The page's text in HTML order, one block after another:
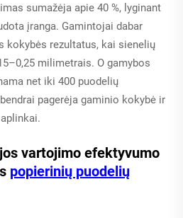
sumažėja apie 40 %, lyginant
įranga. Gamintojai dabar
kokybės rezultatus, kai sienelių
milimetrais. O gamybos
net iki 400 puodelių
pagerėja gaminio kokybė ir
vartojimo efektyvumo
popierinių puodelių